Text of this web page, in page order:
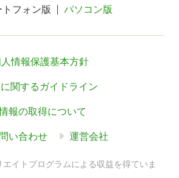
トフォン版 パソコン版
情報保護基本方針
関するガイドライン
報の取得について
い合わせ 運営会社
イトプログラムによる収益を得ていま